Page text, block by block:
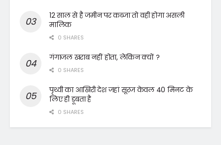
12 साल से है जमीन पर कब्जा तो वही होगा असली
मालिक
0 SHARES
गंगाजल खराब नहीं होता, लेकिन क्यों ?
0 SHARES
पृथ्वी का आखिरी देश जहां सूरज केवल 40 मिनट के
लिए ही डूबता है
0 SHARES